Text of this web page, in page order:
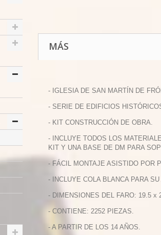
MÁS
- IGLESIA DE SAN MARTÍN DE
- SERIE DE EDIFICIOS
- KIT CONSTRUCCIÓN DE OBRA.
- INCLUYE TODOS LOS
KIT Y UNA BASE DE DM PARA
- FÁCIL MONTAJE ASISTIDO POR
- INCLUYE COLA BLANCA PARA
- DIMENSIONES DEL FARO: 19.5 x
- CONTIENE: 2252 PIEZAS.
- A PARTIR DE LOS 14 AÑOS.